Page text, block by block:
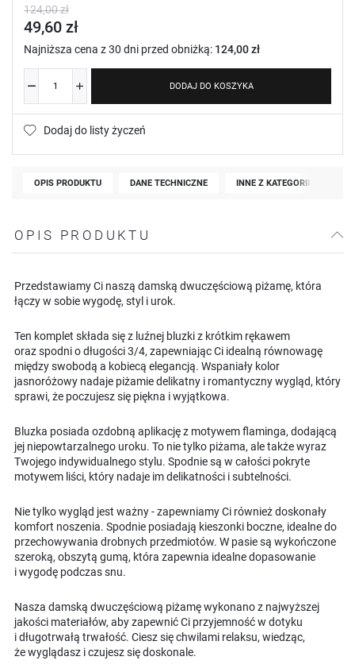
124,00 zł
49,60 zł
Najniższa cena z 30 dni przed obniżką: 124,00 zł
DODAJ DO KOSZYKA
Dodaj do listy życzeń
OPIS PRODUKTU DANE TECHNICZNE INNE Z KATEGORII
OPIS PRODUKTU
Przedstawiamy Ci naszą damską dwuczęściową piżamę, która
łączy w sobie wygodę, styl i urok.
Ten komplet składa się z luźnej bluzki z krótkim rękawem
oraz spodni o długości 3/4, zapewniając Ci idealną równowagę
między swobodą a kobiecą elegancją. Wspaniały kolor
jasnoróżowy nadaje piżamie delikatny i romantyczny wygląd, który
sprawi, że poczujesz się piękna i wyjątkowa.
Bluzka posiada ozdobną aplikację z motywem flaminga, dodającą
jej niepowtarzalnego uroku. To nie tylko piżama, ale także wyraz
Twojego indywidualnego stylu. Spodnie są w całości pokryte
motywem liści, który nadaje im delikatności i subtelności.
Nie tylko wygląd jest ważny - zapewniamy Ci również doskonały
komfort noszenia. Spodnie posiadają kieszonki boczne, idealne do
przechowywania drobnych przedmiotów. W pasie są wykończone
szeroką, obszytą gumą, która zapewnia idealne dopasowanie
i wygodę podczas snu.
Nasza damską dwuczęściową piżamę wykonano z najwyższej
jakości materiałów, aby zapewnić Ci przyjemność w dotyku
i długotrwałą trwałość. Ciesz się chwilami relaksu, wiedząc,
że wyglądasz i czujesz się doskonale.